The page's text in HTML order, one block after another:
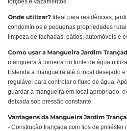
torções e vazamentos.
Onde utilizar? Ideal para residências,
condomínios e pequenas propriedades
limpeza de fachadas, pátios, automóveis e
Como usar a Mangueira Jardim
mangueira à torneira ou fonte de água
Estenda a mangueira até o local desejado
regulável para controlar o fluxo de água.
guardar a mangueira em local apropriado,
deixada sob pressão constante.
Vantagens da Mangueira Jardim
- Construção trançada com fios de poliéster